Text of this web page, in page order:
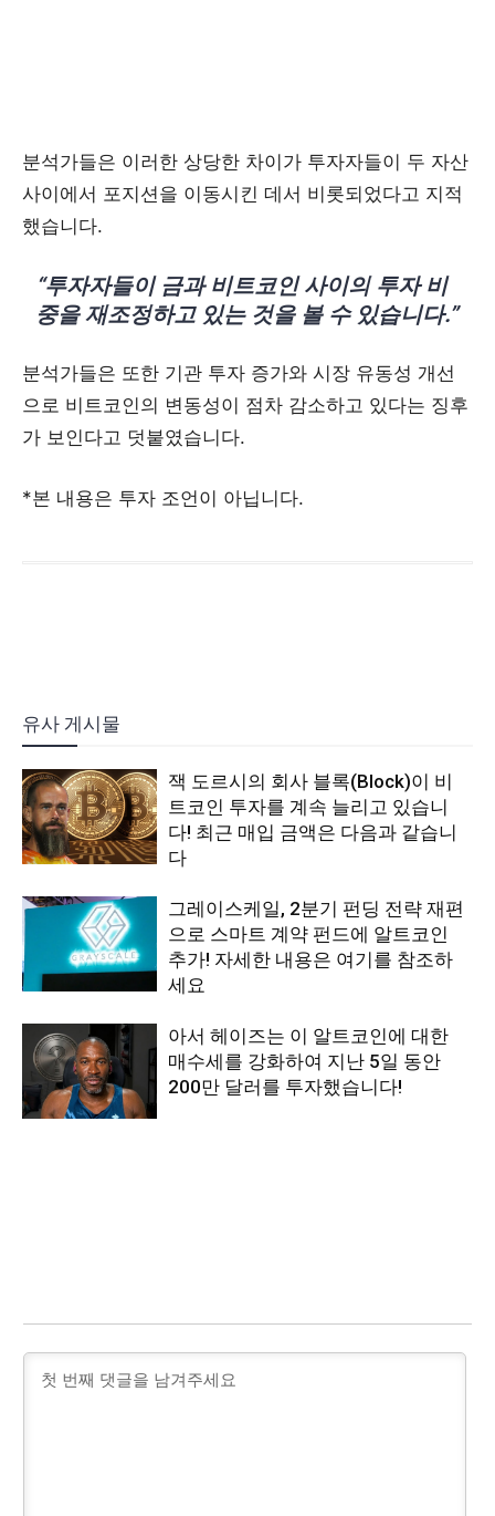
분석가들은 이러한 상당한 차이가 투자자들이 두 자산
사이에서 포지션을 이동시킨 데서 비롯되었다고 지적
했습니다.
“투자자들이 금과 비트코인 사이의 투자 비
중을 재조정하고 있는 것을 볼 수 있습니다.”
분석가들은 또한 기관 투자 증가와 시장 유동성 개선
으로 비트코인의 변동성이 점차 감소하고 있다는 징후
가 보인다고 덧붙였습니다.
*본 내용은 투자 조언이 아닙니다.
유사 게시물
잭 도르시의 회사 블록(Block)이 비
트코인 투자를 계속 늘리고 있습니
다! 최근 매입 금액은 다음과 같습니
다
그레이스케일, 2분기 펀딩 전략 재편
으로 스마트 계약 펀드에 알트코인
추가! 자세한 내용은 여기를 참조하
세요
아서 헤이즈는 이 알트코인에 대한
매수세를 강화하여 지난 5일 동안
200만 달러를 투자했습니다!